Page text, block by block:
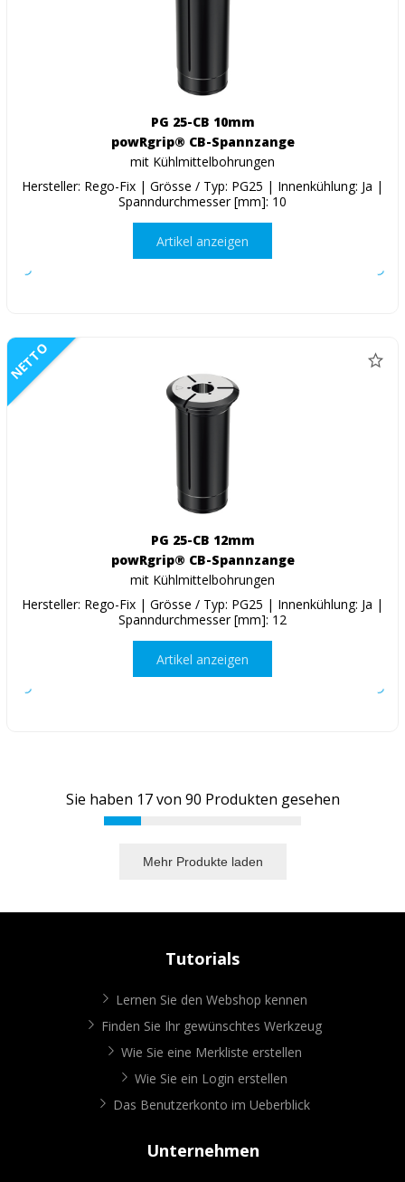
PG 25-CB 10mm
powRgrip® CB-Spannzange
mit Kühlmittelbohrungen
Hersteller: Rego-Fix | Grösse / Typ: PG25 | Innenkühlung: Ja |
Spanndurchmesser [mm]: 10
Artikel anzeigen
NETTO
PG 25-CB 12mm
powRgrip® CB-Spannzange
mit Kühlmittelbohrungen
Hersteller: Rego-Fix | Grösse / Typ: PG25 | Innenkühlung: Ja |
Spanndurchmesser [mm]: 12
Artikel anzeigen
Sie haben 17von 90 Produkten gesehen
Mehr Produkte laden
Tutorials
Lernen Sie den Webshop kennen
Finden Sie Ihr gewünschtes Werkzeug
Wie Sie eine Merkliste erstellen
Wie Sie ein Login erstellen
Das Benutzerkonto im Ueberblick
Unternehmen